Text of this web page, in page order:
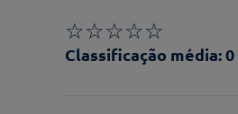
☆☆☆☆☆
Classificação média: 0